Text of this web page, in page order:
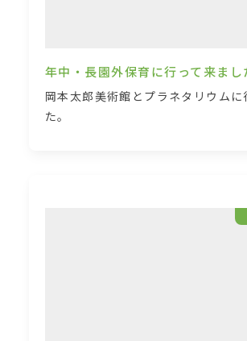
年中・長園外保育に行って来まし
岡本太郎美術館とプラネタリウムに
た。